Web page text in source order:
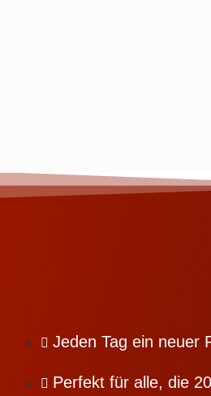
Jeden Tag ein neuer
Perfekt für alle, die